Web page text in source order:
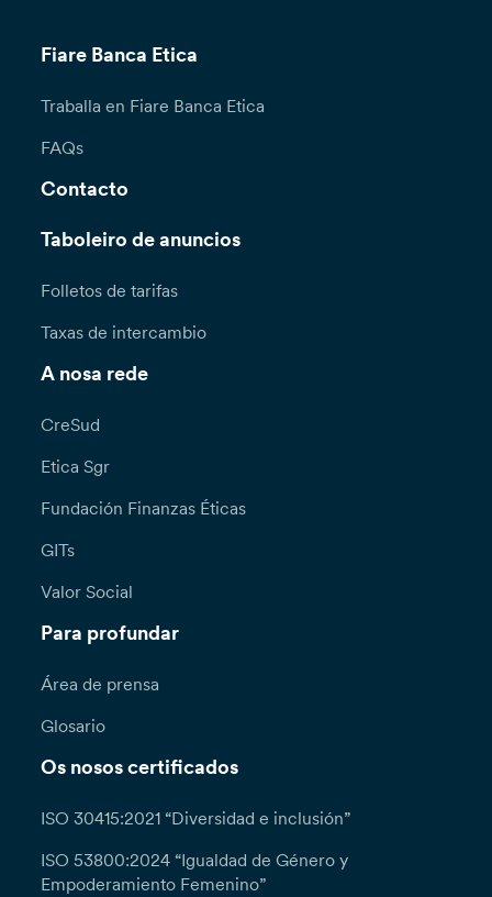
Fiare Banca Etica
Traballa en Fiare Banca Etica
FAQs
Contacto
Taboleiro de anuncios
Folletos de tarifas
Taxas de intercambio
A nosa rede
CreSud
Etica Sgr
Fundación Finanzas Éticas
GITs
Valor Social
Para profundar
Área de prensa
Glosario
Os nosos certificados
ISO 30415:2021 “Diversidad e inclusión”
ISO 53800:2024 “Igualdad de Género y
Empoderamiento Femenino”